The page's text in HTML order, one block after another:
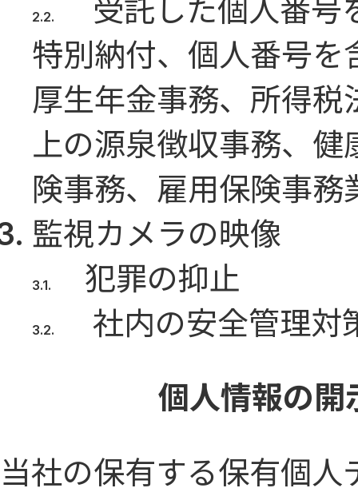
受託した個人番号
特別納付、個人番号
厚生年金事務、所得
上の源泉徴収事務、
険事務、雇用保険事務
監視カメラの映像
犯罪の抑止
社内の安全管理対
個人情報の開
当社の保有する保有個